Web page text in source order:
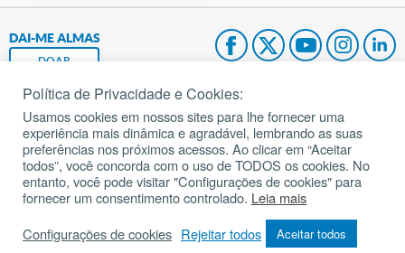
DAI-ME ALMAS
DOAR
Fundação João Paulo II
Pedido de Oração
Mapa do site
Todos os direitos reservados.
Política de Privacidade e Cookies:
Usamos cookies em nossos sites para lhe fornecer uma
experiência mais dinâmica e agradável, lembrando as suas
preferências nos próximos acessos. Ao clicar em “Aceitar
todos”, você concorda com o uso de TODOS os cookies. No
entanto, você pode visitar "Configurações de cookies" para
fornecer um consentimento controlado. Leia mais
Configurações de cookies Rejeitar todos Aceitar todos